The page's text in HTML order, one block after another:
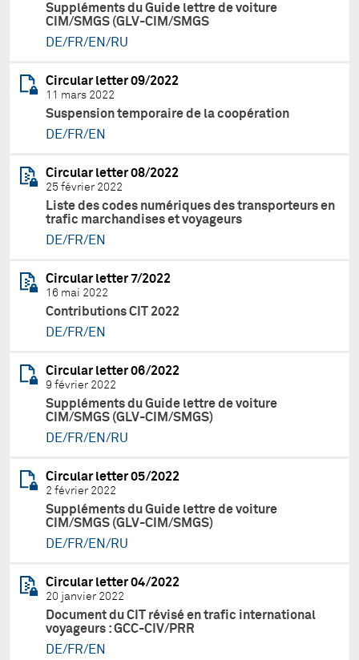
Suppléments du Guide lettre de voiture
CIM/SMGS (GLV-CIM/SMGS
DE/FR/EN/RU
Circular letter 09/2022
11 mars 2022
Suspension temporaire de la coopération
DE/FR/EN
Circular letter 08/2022
25 février 2022
Liste des codes numériques des transporteurs en
trafic marchandises et voyageurs
DE/FR/EN
Circular letter 7/2022
16 mai 2022
Contributions CIT 2022
DE/FR/EN
Circular letter 06/2022
9 février 2022
Suppléments du Guide lettre de voiture
CIM/SMGS (GLV-CIM/SMGS)
DE/FR/EN/RU
Circular letter 05/2022
2 février 2022
Suppléments du Guide lettre de voiture
CIM/SMGS (GLV-CIM/SMGS)
DE/FR/EN/RU
Circular letter 04/2022
20 janvier 2022
Document du CIT révisé en trafic international
voyageurs : GCC-CIV/PRR
DE/FR/EN